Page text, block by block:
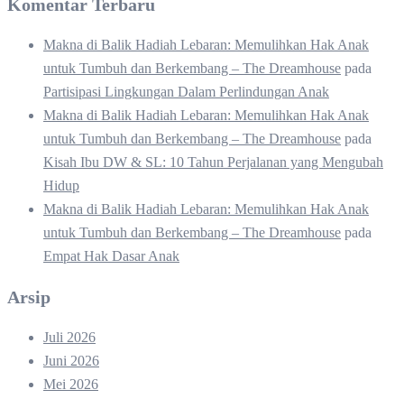
Komentar Terbaru
Makna di Balik Hadiah Lebaran: Memulihkan Hak Anak
untuk Tumbuh dan Berkembang – The Dreamhouse pada
Partisipasi Lingkungan Dalam Perlindungan Anak
Makna di Balik Hadiah Lebaran: Memulihkan Hak Anak
untuk Tumbuh dan Berkembang – The Dreamhouse pada
Kisah Ibu DW & SL: 10 Tahun Perjalanan yang Mengubah
Hidup
Makna di Balik Hadiah Lebaran: Memulihkan Hak Anak
untuk Tumbuh dan Berkembang – The Dreamhouse pada
Empat Hak Dasar Anak
Arsip
Juli 2026
Juni 2026
Mei 2026